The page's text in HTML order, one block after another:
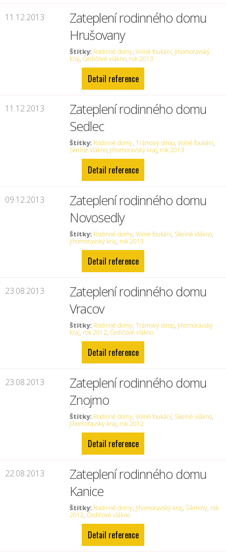
11.12.2013
Zateplení rodinného domu
Hrušovany
Štítky: Rodinné domy,Volné foukání, Jihomoravský
kraj,Čedičové vlákno, rok 2013
Detail reference
11.12.2013
Zateplení rodinného domu
Sedlec
Štítky: Rodinné domy,Trámový strop,Volné foukání,
Skelné vlákno, Jihomoravský kraj, rok 2013
Detail reference
09.12.2013
Zateplení rodinného domu
Novosedly
Štítky: Rodinné domy,Volné foukání, Skelné vlákno,
Jihomoravský kraj, rok 2013
Detail reference
23.08.2013
Zateplení rodinného domu
Vracov
Štítky: Rodinné domy,Trámový strop, Jihomoravský
kraj, rok 2012,Čedičové vlákno
Detail reference
23.08.2013
Zateplení rodinného domu
Znojmo
Štítky: Rodinné domy,Volné foukání, Skelné vlákno,
Jihomoravský kraj, rok 2012
Detail reference
22.08.2013
Zateplení rodinného domu
Kanice
Štítky: Rodinné domy, Jihomoravský kraj,Šikminy, rok
2012,Čedičové vlákno
Detail reference